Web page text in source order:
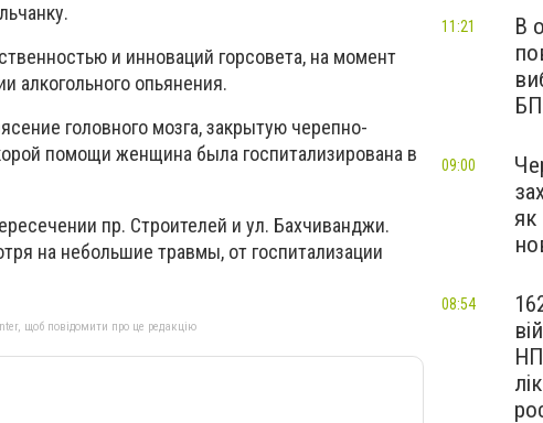
и инноваций горсовета, на момент
алкогольного опьянения.
головного мозга, закрытую черепно-
помощи женщина была госпитализирована в
пр. Строителей и ул. Бахчиванджи.
на небольшие травмы, от госпитализации
щоб повідомити про це редакцію
В
11:21
як
09:00
08:54